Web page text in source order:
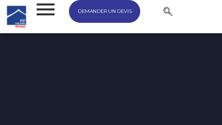
DEMANDER UN DEVIS